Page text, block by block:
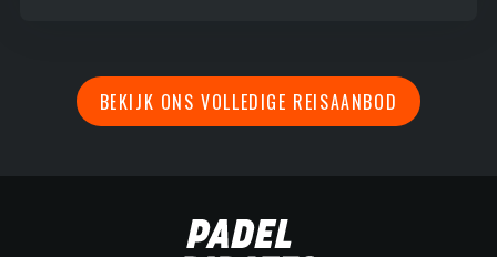
BEKIJK ONS VOLLEDIGE REISAANBOD